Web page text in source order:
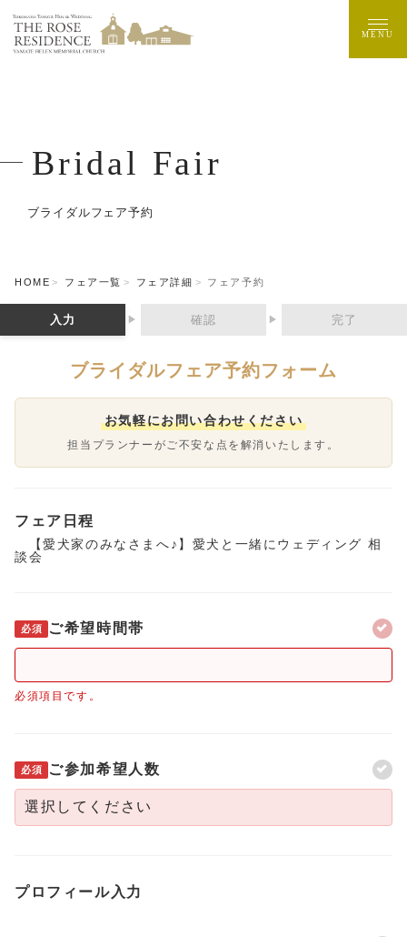
Bridal Fair
ブライダルフェア予約
MENU
HOME フェア一覧 フェア詳細 フェア予約
入力 ▶ 確認 ▶ 完了
ブライダルフェア予約フォーム
お気軽にお問い合わせください
担当プランナーがご不安な点を解消いたします。
フェア日程
【愛犬家のみなさまへ♪】愛犬と一緒にウェディング 相
談会
必須 ご希望時間帯
必須項目です。
必須 ご参加希望人数
プロフィール入力